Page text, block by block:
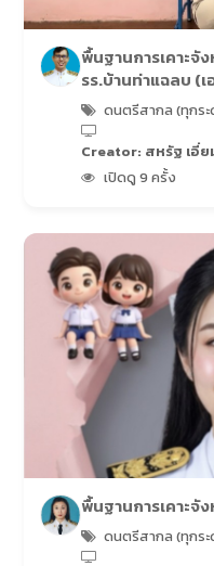
พื้นฐานการเคาะจั
รร.บ้านท่าแฉลบ (
ดนตรีสากล (ทุกร
Creator: สหรัฐ เอี่
เปิดดู 9 ครั้ง
พื้นฐานการเคาะจัง
ดนตรีสากล (ทุกร